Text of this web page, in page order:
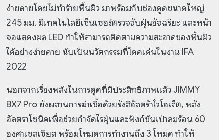
ง่ายดายโดยไม่ทำร้ายพื้นผิว มาพร้อมกับช่องดูดขนาดใหญ่
245 มม. มีเทคโนโลยีเซ็นเซอร์ตรวจจับฝุ่นอัจฉริยะ และหน้า
จอแสดงผล LED ทำให้สามารถติดตามความสะอาดของพื้นผิว
ได้อย่างง่ายดาย นับเป็นนวัตกรรมที่โดดเด่นในงาน IFA
2022
นอกจากเรื่องพลังในการดูดที่มีประสิทธิภาพแล้ว JIMMY
BX7 Pro ยังผสานการฆ่าเชื้อด้วยรังสีอัลตร้าไวโอเล็ต, พลัง
อัลตราโซนิคเพื่อช่วยกำจัดไรฝุ่นและฟังก์ชันเป่าลมร้อน 60
องศาเซลเซียส พร้อมโหมดการทำงานถึง 3 โหมด ทำให้